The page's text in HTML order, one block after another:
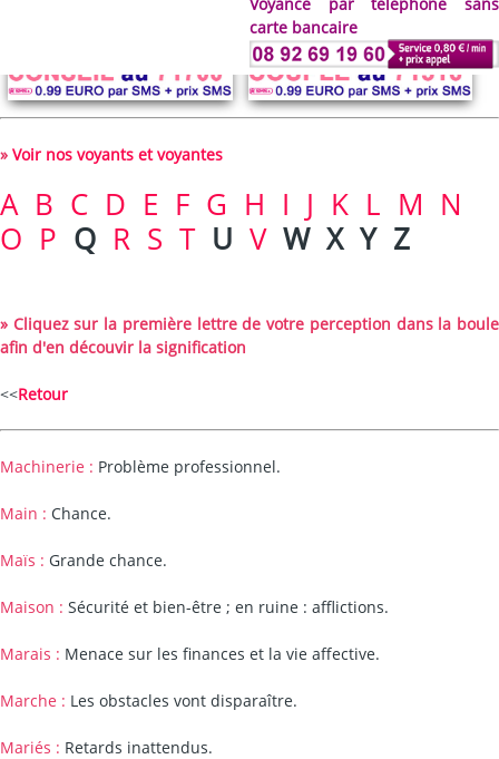
carte bancaire
» Voir nos voyants et voyantes
A B C D E F G H I J K L M N
O P Q R S T U V W X Y Z
» Cliquez sur la première lettre de votre perception dans la boule
afin d'en découvir la signification
<<Retour
Machinerie : Problème professionnel.
Main : Chance.
Maïs : Grande chance.
Maison : Sécurité et bien-être ; en ruine : afflictions.
Marais : Menace sur les finances et la vie affective.
Marche : Les obstacles vont disparaître.
Mariés : Retards inattendus.